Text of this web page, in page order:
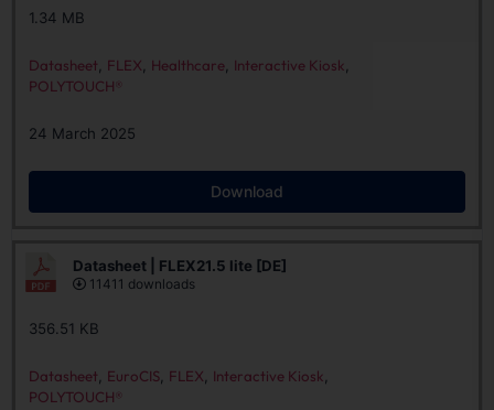
1.34 MB
Datasheet FLEX Healthcare Interactive Kiosk
POLYTOUCH®
24 March 2025
Download
Datasheet | FLEX21.5 lite [DE]
11411 downloads
356.51 KB
Datasheet EuroCIS FLEX Interactive Kiosk
POLYTOUCH®